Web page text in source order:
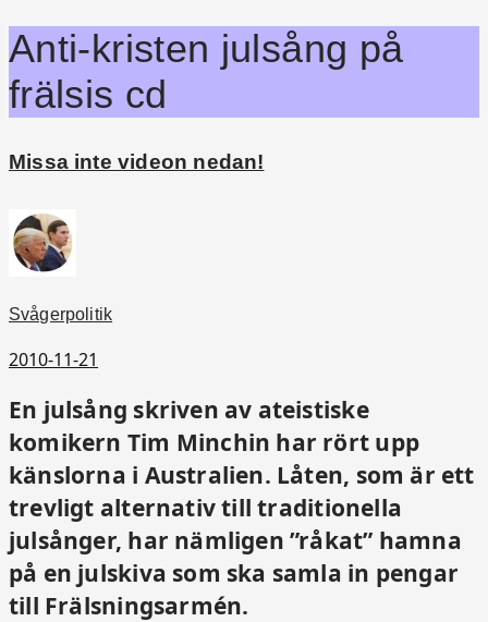
Anti-kristen julsång på
frälsis cd
Missa inte videon nedan!
Svågerpolitik
2010-11-21
En julsång skriven av ateistiske
komikern Tim Minchin har rört upp
känslorna i Australien. Låten, som är ett
trevligt alternativ till traditionella
julsånger, har nämligen ”råkat” hamna
på en julskiva som ska samla in pengar
till Frälsningsarmén.